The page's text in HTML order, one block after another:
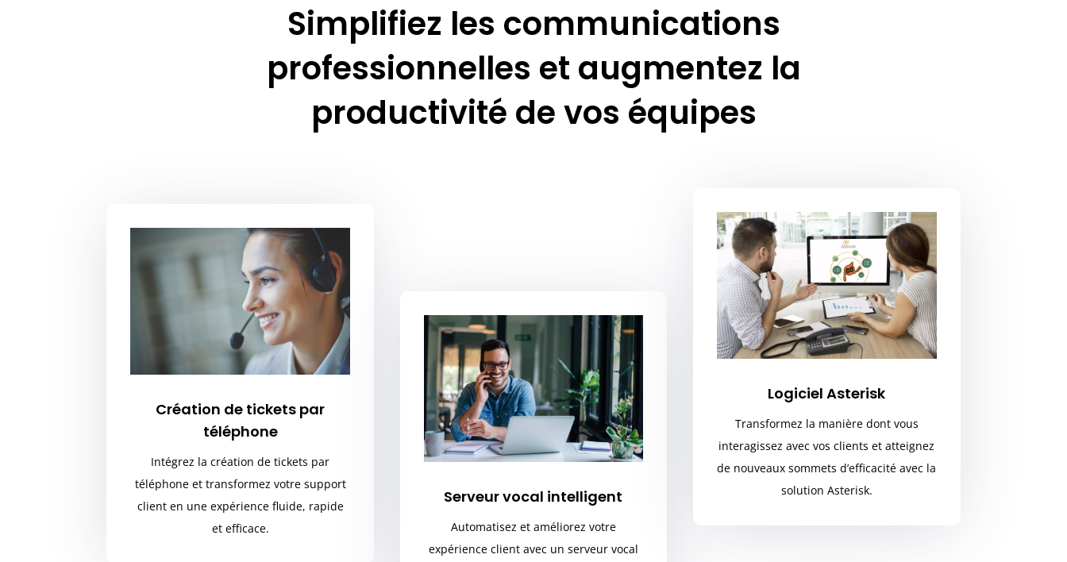
Simplifiez les communications
professionnelles et augmentez la
productivité de vos équipes
Création de tickets par
téléphone
Intégrez la création de tickets par
téléphone et transformez votre support
client en une expérience fluide, rapide
et efficace.
Serveur vocal intelligent
Automatisez et améliorez votre
expérience client avec un serveur vocal
Logiciel Asterisk
Transformez la manière dont vous
interagissez avec vos clients et atteignez
de nouveaux sommets d’efficacité avec la
solution Asterisk.